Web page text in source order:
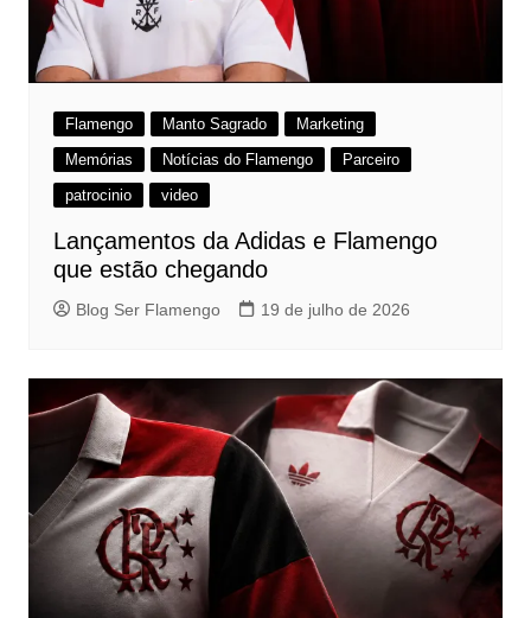
Flamengo Manto Sagrado
Marketing
Memórias
Notícias do Flamengo
Parceiro
patrocinio
video
Lançamentos da Adidas e Flamengo
que estão chegando
Blog Ser Flamengo 19 de julho de 2026